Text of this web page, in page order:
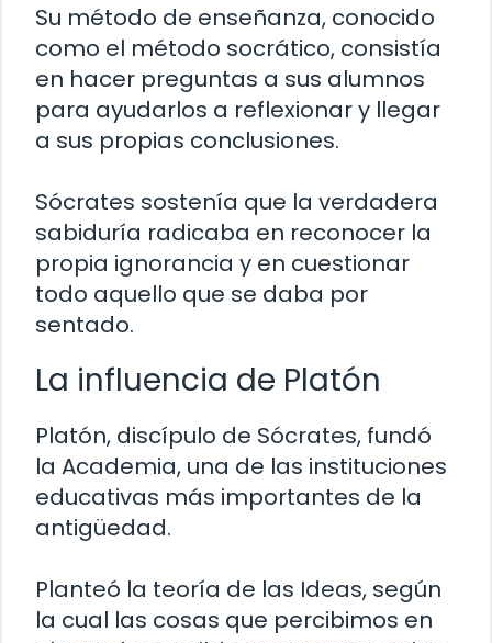
Su método de enseñanza, conocido
como el método socrático, consistía
en hacer preguntas a sus alumnos
para ayudarlos a reflexionar y llegar
a sus propias conclusiones.
Sócrates sostenía que la verdadera
sabiduría radicaba en reconocer la
propia ignorancia y en cuestionar
todo aquello que se daba por
sentado.
La influencia de Platón
Platón, discípulo de Sócrates, fundó
la Academia, una de las instituciones
educativas más importantes de la
antigüedad.
Planteó la teoría de las Ideas, según
la cual las cosas que percibimos en